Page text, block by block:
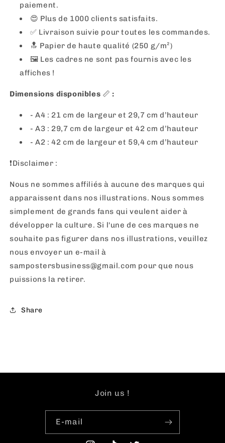
paiement.
😍 Plus de 1000 clients satisfaits.
✅ Livraison suivie pour toutes les commandes.
🔝 Papier de haute qualité (250 g/m²)
🖼 Les cadres ne sont pas fournis avec les
affiches !
Dimensions disponibles 📏 :
- A4 : 21 cm de largeur et 29,7 cm d’hauteur
- A3 : 29,7 cm de largeur et 42 cm d’hauteur
- A2 : 42 cm de largeur et 59,4 cm d’hauteur
❗️Disclaimer :
Nous ne sommes affiliés à aucune des marques qui
apparaissent dans nos illustrations. Nous sommes
simplement de grands fans qui veulent aider à
développer la culture. Si l'une de ces marques ne
souhaite pas figurer dans nos illustrations, veuillez
nous envoyer un e-mail à
sampostersbusiness@gmail.com pour que nous
puissions la retirer.
Share
Join us !
E-mail